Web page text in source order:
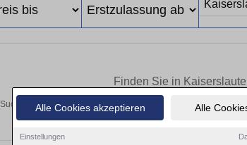
Alle Cookies akzeptieren Alle
Einstellungen
Finden Sie in
Suchen Sie in Kaiserslautern einen Ferrari Testarossa
Ausführungen und